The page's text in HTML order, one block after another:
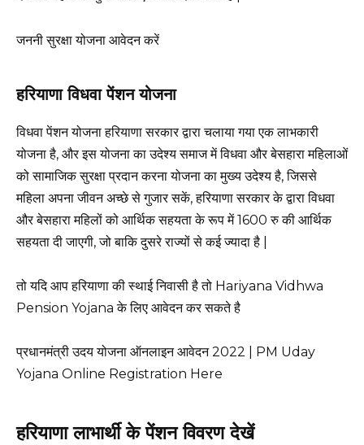
जननी सुरक्षा योजना आवेदन करें
हरियाणा विधवा पेंशन योजना
विधवा पेंशन योजना हरियाणा सरकार द्वारा चलाया गया एक लाभकारी
योजना है, और इस योजना का उदेश्य समाज में विधवा और बेसहारा महिलाओं
को सामाजिक सुरक्षा प्रदान करना योजना का मुख्य उदेश्य है, जिससे
महिला अपना जीवन अच्छे से गुजार सकें, हरियाणा सरकार के द्वारा विधवा
और बेसहारा महिलों को आर्थिक सहयता के रूप में 1600 रु की आर्थिक
सहयता दी जाएगी, जो बाकि दुसरे राज्यों से कई ज्यादा है |
तो यदि आप हरियाणा की स्थाई निवासी है तो Hariyana Vidhwa
Pension Yojana के लिए आवेदन कर सकते है
प्रधानमंत्री उदय योजना ऑनलाइन आवेदन 2022 | PM Uday
Yojana Online Registration Here
हरियाणा लाभार्थी के पेंशन विवरण देखें